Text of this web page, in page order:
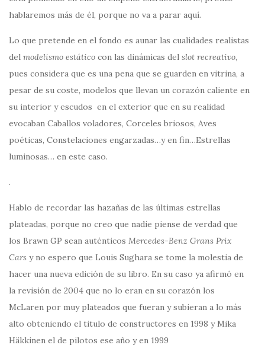
hablaremos más de él, porque no va a parar aquí.
Lo que pretende en el fondo es aunar las cualidades realistas
del modelismo estático con las dinámicas del slot recreativo,
pues considera que es una pena que se guarden en vitrina, a
pesar de su coste, modelos que llevan un corazón caliente en
su interior y escudos en el exterior que en su realidad
evocaban Caballos voladores, Corceles briosos, Aves
poéticas, Constelaciones engarzadas…y en fin…Estrellas
luminosas… en este caso.
.
Hablo de recordar las hazañas de las últimas estrellas
plateadas, porque no creo que nadie piense de verdad que
los Brawn GP sean auténticos Mercedes-Benz Grans Prix
Cars y no espero que Louis Sughara se tome la molestia de
hacer una nueva edición de su libro. En su caso ya afirmó en
la revisión de 2004 que no lo eran en su corazón los
McLaren por muy plateados que fueran y subieran a lo más
alto obteniendo el titulo de constructores en 1998 y Mika
Häkkinen el de pilotos ese año y en 1999